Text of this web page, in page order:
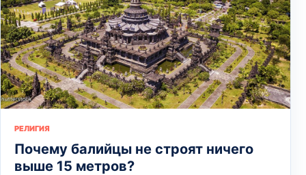
РЕЛИГИЯ
Почему балийцы не строят ничего
выше 15 метров?